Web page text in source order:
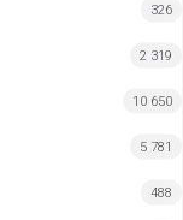
326
2 319
10 650
5 781
488